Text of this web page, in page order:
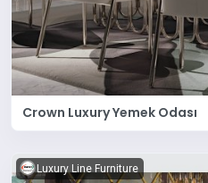
Crown Luxury Yemek Odası
Luxury Line Furniture